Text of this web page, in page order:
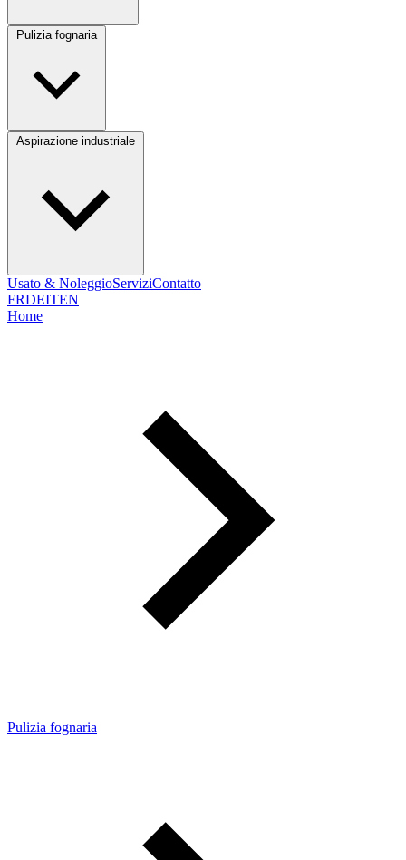
Pulizia fognaria
Usato & NoleggioServiziContatto
FRDEITEN
Home
Pulizia fognaria